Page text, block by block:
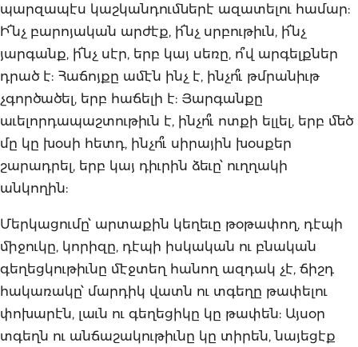
պարզապէս կաշկանդումներէ ազատելու համար:
Ի՜նչ բարոյական արժէք, ի՜նչ սրբութիւն, ի՜նչ
յարգանք, ի՜նչ սէր, երբ կայ սեռը, ո՞վ արգելքներ
դրած է: Հաճոյքը ամէն ինչ է, ինչո՞ւ թմրանիւթ
չգործածել, երբ հաճելի է: Յարգանքը
աւելորդապաշտութիւն է, ինչո՞ւ ոտքի ելլել, երբ մեծ
մը կը խօսի հետդ, ինչո՞ւ սիրային խօսքեր
շարադրել, երբ կայ դիւրին ձեւը՝ ուղղակի
անկողին:
Մերկացումը՝ արտաքին կեղեւը թօթափող, դէպի
միջուկը, կորիզը, դէպի իսկական ու բնական
գեղեցկութիւնը մէջտեղ հանող ազդակ չէ, ճիշդ
հակառակը՝ մարդիկ վատն ու տգեղը թափելու
փոխարէն, լաւն ու գեղեցիկը կը թափեն: Այսօր
տգեղն ու անճաշակութիւնը կը տիրեն, նայեցէք